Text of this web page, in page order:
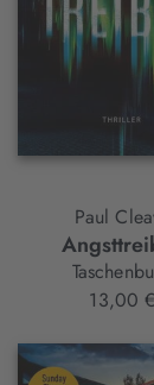
Paul
13,00 €